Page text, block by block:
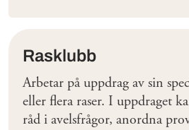
Rasklubb
Arbetar på uppdrag av sin
eller flera raser. I uppdraget
råd i avelsfrågor, anordna